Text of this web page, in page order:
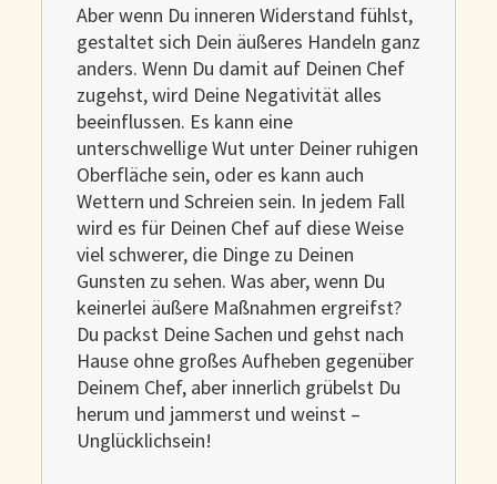
Aber wenn Du inneren Widerstand fühlst,
gestaltet sich Dein äußeres Handeln ganz
anders. Wenn Du damit auf Deinen Chef
zugehst, wird Deine Negativität alles
beeinflussen. Es kann eine
unterschwellige Wut unter Deiner ruhigen
Oberfläche sein, oder es kann auch
Wettern und Schreien sein. In jedem Fall
wird es für Deinen Chef auf diese Weise
viel schwerer, die Dinge zu Deinen
Gunsten zu sehen. Was aber, wenn Du
keinerlei äußere Maßnahmen ergreifst?
Du packst Deine Sachen und gehst nach
Hause ohne großes Aufheben gegenüber
Deinem Chef, aber innerlich grübelst Du
herum und jammerst und weinst –
Unglücklichsein!